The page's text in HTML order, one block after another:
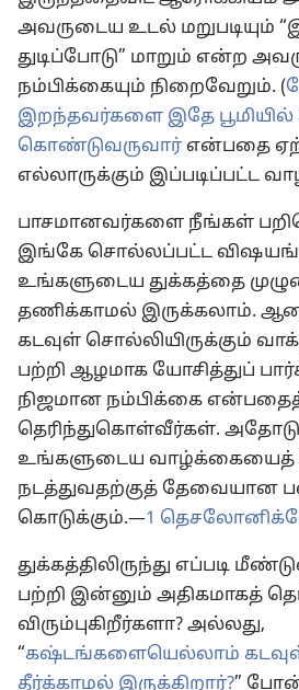
அவருடைய உடல் மறுபடியும்
துடிப்போடு” மாறும் என்ற
நம்பிக்கையும் நிறைவேறும். (
இறந்தவர்களை இதே பூமியில்
கொண்டுவருவார் என்பதை
எல்லாருக்கும் இப்படிப்பட்ட
பாசமானவர்களை நீங்கள்
இங்கே சொல்லப்பட்ட
உங்களுடைய துக்கத்தை
தணிக்காமல் இருக்கலாம்.
கடவுள் சொல்லியிருக்கும்
பற்றி ஆழமாக யோசித்துப்
நிஜமான நம்பிக்கை
தெரிந்துகொள்வீர்கள்.
உங்களுடைய வாழ்க்கையைத்
நடத்துவதற்குத் தேவையான
கொடுக்கும்.—1
துக்கத்திலிருந்து எப்படி
பற்றி இன்னும் அதிகமாகத்
விரும்புகிறீர்களா? அல்லது,
“கஷ்டங்களையெல்லாம்
தீர்க்காமல் இருக்கிறார்?”